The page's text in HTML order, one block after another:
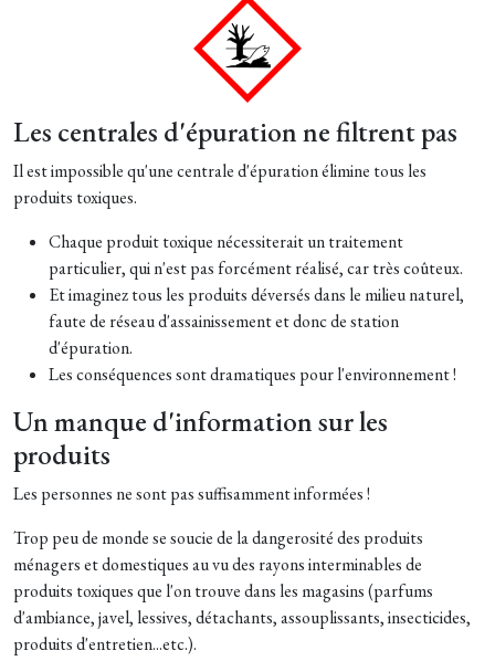
Les centrales d'épuration ne filtrent pas
Il est impossible qu'une centrale d'épuration élimine tous les
produits toxiques.
Chaque produit toxique nécessiterait un traitement
particulier, qui n'est pas forcément réalisé, car très coûteux.
Et imaginez tous les produits déversés dans le milieu naturel,
faute de réseau d'assainissement et donc de station
d'épuration.
Les conséquences sont dramatiques pour l'environnement !
Un manque d'information sur les
produits
Les personnes ne sont pas suffisamment informées !
Trop peu de monde se soucie de la dangerosité des produits
ménagers et domestiques au vu des rayons interminables de
produits toxiques que l'on trouve dans les magasins (parfums
d'ambiance, javel, lessives, détachants, assouplissants, insecticides,
produits d'entretien...etc.).